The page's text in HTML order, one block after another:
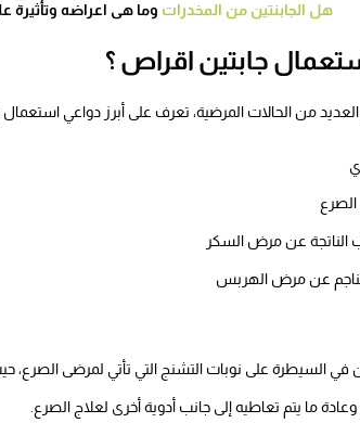
هل الجابنتين من المخدرات وما هى اعراضه وتأثيرة
جابتين اقراص ؟
من الحالات المرضية، تعرف على أبرز دواعي استعمال
الناتجة عن مرض السكر
عن مرض الهربس
في السيطرة على نوبات التشنج التي تأتي لمرضى الصرع،
ما يتم تعاطيه إلى جانب أدوية أخرى لعلاج الصرع.